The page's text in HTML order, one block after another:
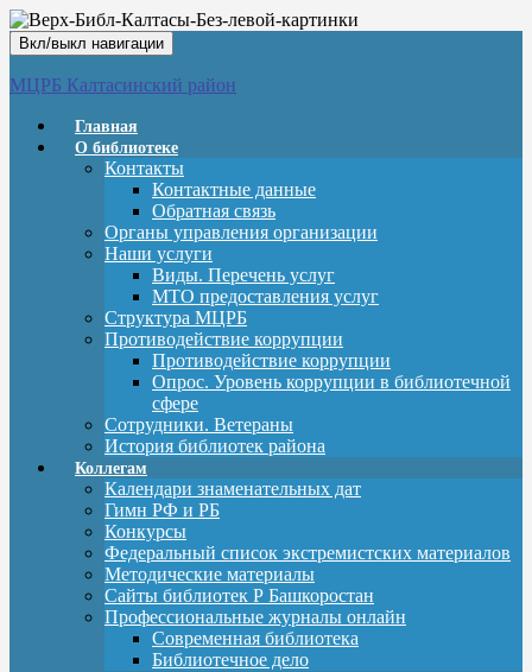
Вкл/выкл навигации
МЦРБ Калтасинский район
Главная
О библиотеке
Контакты
Контактные данные
Обратная связь
Органы управления организации
Наши услуги
Виды. Перечень услуг
МТО предоставления услуг
Структура МЦРБ
Противодействие коррупции
Противодействие коррупции
Опрос. Уровень коррупции в библиотечной
сфере
Сотрудники. Ветераны
История библиотек района
Коллегам
Календари знаменательных дат
Гимн РФ и РБ
Конкурсы
Федеральный список экстремистских материалов
Методические материалы
Сайты библиотек Р Башкоростан
Профессиональные журналы онлайн
Современная библиотека
Библиотечное дело